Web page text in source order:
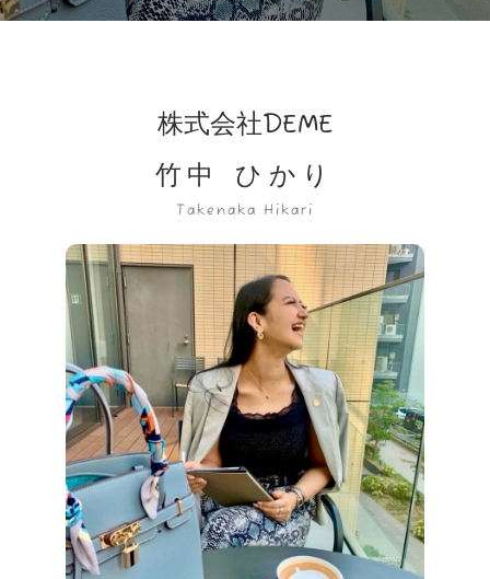
株式会社DEME
竹中 ひかり
Takenaka Hikari